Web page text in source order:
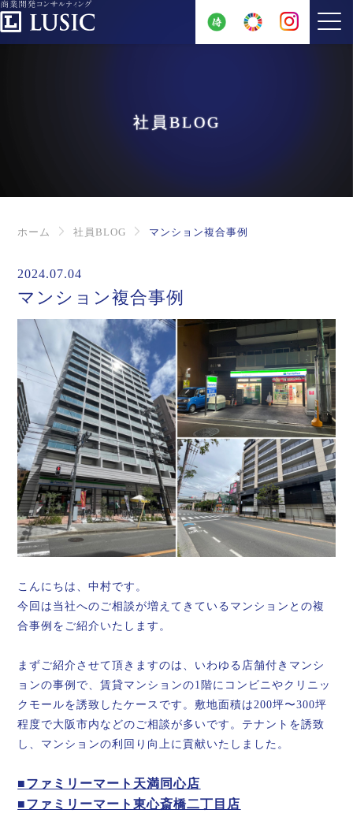
社員BLOG
ホーム 社員BLOG マンション複合事例
2024.07.04
マンション複合事例
こんにちは、中村です。
今回は当社へのご相談が増えてきているマンションとの複
合事例をご紹介いたします。
まずご紹介させて頂きますのは、いわゆる店舗付きマンシ
ョンの事例で、賃貸マンションの1階にコンビニやクリニッ
クモールを誘致したケースです。敷地面積は200坪〜300坪
程度で大阪市内などのご相談が多いです。テナントを誘致
し、マンションの利回り向上に貢献いたしました。
■ファミリーマート天満同心店
■ファミリーマート東心斎橋二丁目店